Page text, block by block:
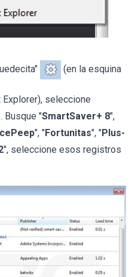
(en la esquina
seleccione
Busque "SmartSaver+ 8",
", "Fortunitas", "Plus-
", seleccione esos registros